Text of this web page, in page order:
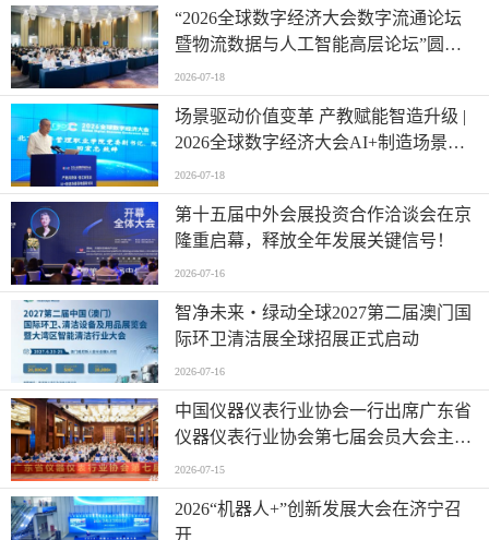
“2026全球数字经济大会数字流通论坛
暨物流数据与人工智能高层论坛”圆满
成功举办
2026-07-18
场景驱动价值变革 产教赋能智造升级 |
2026全球数字经济大会AI+制造场景落
地国际论坛成功举办
2026-07-18
第十五届中外会展投资合作洽谈会在京
隆重启幕，释放全年发展关键信号！
2026-07-16
智净未来・绿动全球2027第二届澳门国
际环卫清洁展全球招展正式启动
2026-07-16
中国仪器仪表行业协会一行出席广东省
仪器仪表行业协会第七届会员大会主题
活动并进行走访交流
2026-07-15
2026“机器人+”创新发展大会在济宁召
开